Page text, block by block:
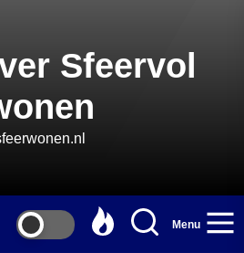
Sfeervol
Menu